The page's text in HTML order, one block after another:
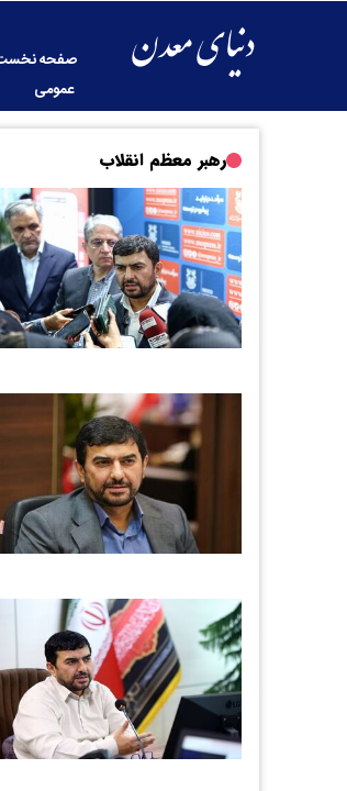
صفحه
عمومی
رهبر معظم انقلاب